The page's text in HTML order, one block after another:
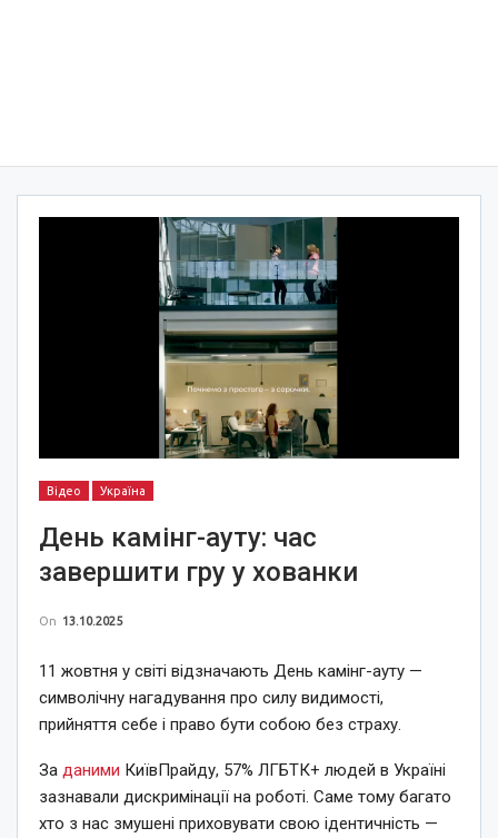
Відео Україна
День камінг-ауту: час
завершити гру у хованки
On 13.10.2025
11 жовтня у світі відзначають День камінг-ауту —
символічну нагадування про силу видимості,
прийняття себе і право бути собою без страху.
За даними КиївПрайду, 57% ЛГБТК+ людей в Україні
зазнавали дискримінації на роботі. Саме тому багато
хто з нас змушені приховувати свою ідентичність —